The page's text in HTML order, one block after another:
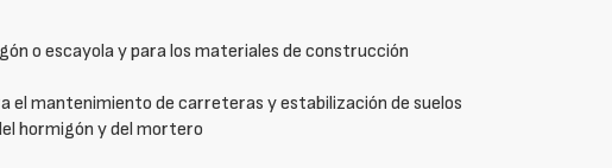
o escayola y para los materiales de construcción
el mantenimiento de carreteras y estabilización de suelos
hormigón y del mortero